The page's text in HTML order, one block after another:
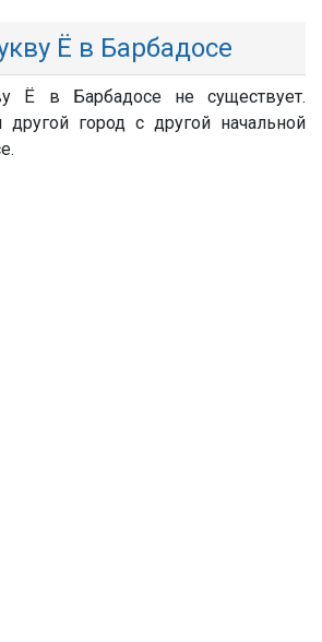
Ё в Барбадосе
Ё в Барбадосе не существует.
другой город с другой начальной